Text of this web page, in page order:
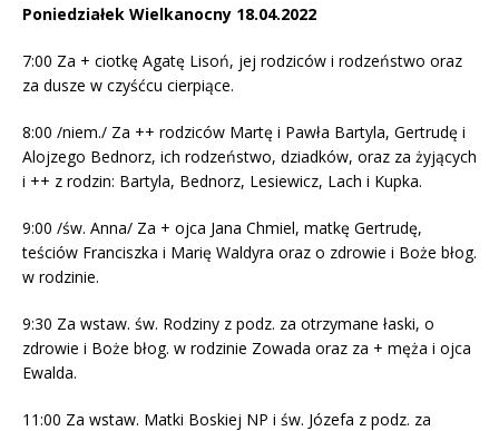
Poniedziałek Wielkanocny 18.04.2022
7:00 Za + ciotkę Agatę Lisoń, jej rodziców i rodzeństwo oraz
za dusze w czyśćcu cierpiące.
8:00 /niem./ Za ++ rodziców Martę i Pawła Bartyla, Gertrudę i
Alojzego Bednorz, ich rodzeństwo, dziadków, oraz za żyjących
i ++ z rodzin: Bartyla, Bednorz, Lesiewicz, Lach i Kupka.
9:00 /św. Anna/ Za + ojca Jana Chmiel, matkę Gertrudę,
teściów Franciszka i Marię Waldyra oraz o zdrowie i Boże błog.
w rodzinie.
9:30 Za wstaw. św. Rodziny z podz. za otrzymane łaski, o
zdrowie i Boże błog. w rodzinie Zowada oraz za + męża i ojca
Ewalda.
11:00 Za wstaw. Matki Boskiej NP i św. Józefa z podz. za